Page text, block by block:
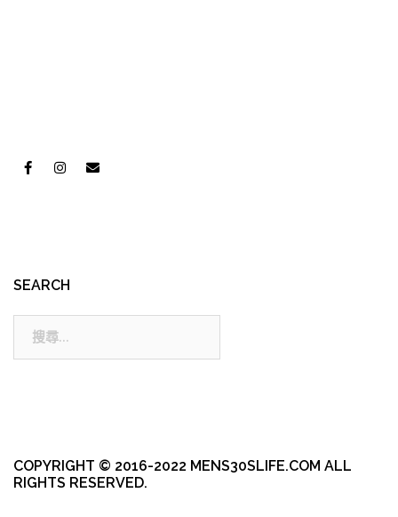
SEARCH
COPYRIGHT © 2016-2022 MENS30SLIFE.COM ALL
RIGHTS RESERVED.